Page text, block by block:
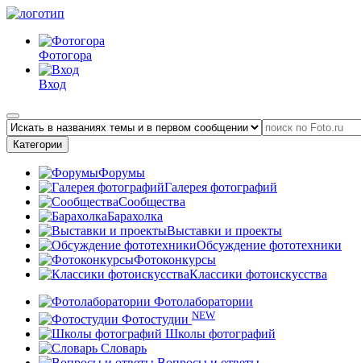
Фотогора
Вход
Категории
Форумы
Галерея фотографий
Сообщества
Барахолка
Выставки и проекты
Обсуждение фототехники
Фотоконкурсы
Классики фотоискусства
Фотолаборатории
Фотостудии NEW
Школы фотографий
Словарь